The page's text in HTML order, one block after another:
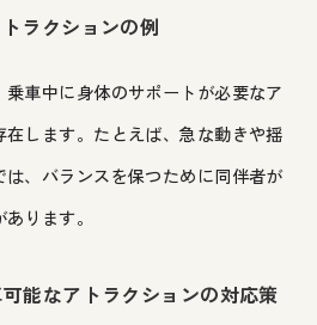
ラクションの例
車中に身体のサポートが必要なア
在します。たとえば、急な動きや揺
、バランスを保つために同伴者が
ります。
能なアトラクションの対応策